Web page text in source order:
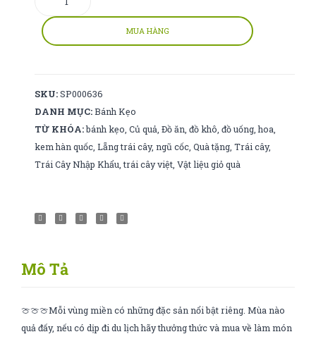
hộp
thiếc
MUA HÀNG
SKU: SP000636
DANH MỤC: Bánh Kẹo
TỪ KHÓA: bánh kẹo ,Củ quả ,Đồ ăn ,đồ khô ,đồ uống ,hoa
kem hàn quốc ,Lẵng trái cây,ngũ cốc ,Quà tặng ,Trái cây,
Trái Cây Nhập Khẩu ,trái cây việt ,Vật liệu giỏ quà
Mô Tả
🍈🍈🍈Mỗi vùng miền có những đặc sản nổi bật riêng. Mùa nào
quả đấy, nếu có dịp đi du lịch hãy thưởng thức và mua về làm món